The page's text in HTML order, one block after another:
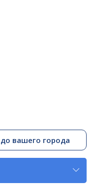
вашего города